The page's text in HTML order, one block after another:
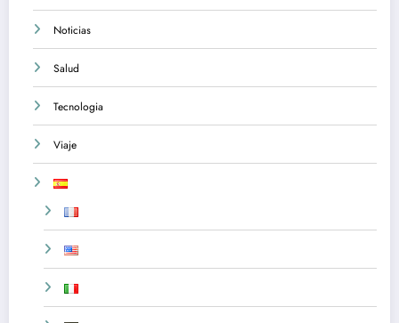
Noticias
Salud
Tecnologia
Viaje